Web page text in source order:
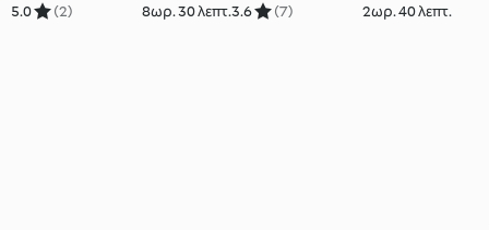
5.0 (2) 8ωρ. 30 λεπτ.3.6 (7) 2ωρ. 40 λεπτ.